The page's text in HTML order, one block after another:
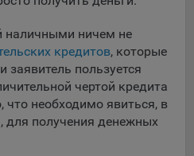
наличными ничем не
кредитов, которые
заявитель пользуется
чертой кредита
что необходимо явиться, в
для получения денежных